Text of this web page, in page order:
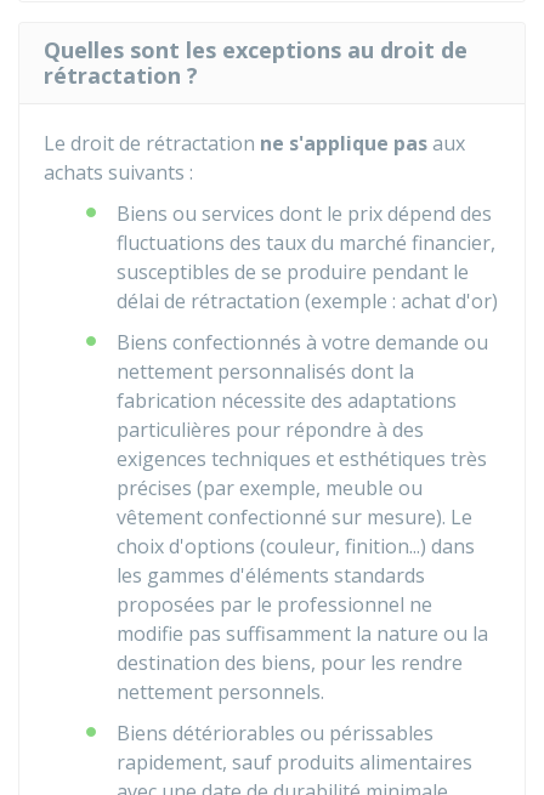
Quelles sont les exceptions au droit de
rétractation ?
Le droit de rétractation ne s'applique pasaux
achats suivants :
Biens ou services dont le prix dépend des
fluctuations des taux du marché financier,
susceptibles de se produire pendant le
délai de rétractation (exemple : achat d'or)
Biens confectionnés à votre demande ou
nettement personnalisés dont la
fabrication nécessite des adaptations
particulières pour répondre à des
exigences techniques et esthétiques très
précises (par exemple, meuble ou
vêtement confectionné sur mesure). Le
choix d'options (couleur, finition...) dans
les gammes d'éléments standards
proposées par le professionnel ne
modifie pas suffisamment la nature ou la
destination des biens, pour les rendre
nettement personnels.
Biens détériorables ou périssables
rapidement, sauf produits alimentaires